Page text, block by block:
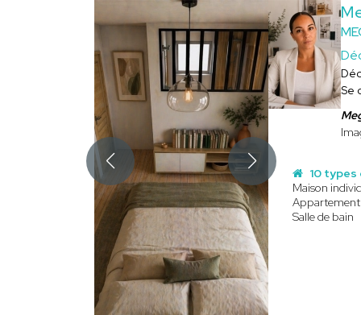
Se
10 types
Maison
Appartement
Salle de bain